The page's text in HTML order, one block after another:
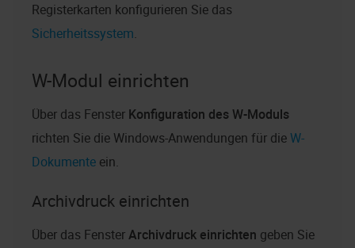
Registerkarten konfigurieren Sie das
Sicherheitssystem.
W-Modul einrichten
Über das Fenster Konfiguration des W-Moduls
richten Sie die Windows-Anwendungen für dieW-
Dokumente ein.
Archivdruck einrichten
Über das FensterArchivdruck einrichten geben Sie